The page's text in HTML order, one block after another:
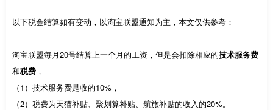
以下税金结算如有变动，以淘宝联盟通知为主，本文仅供参考：
淘宝联盟每月20号结算上一个月的工资，但是会扣除相应的技术服务费
和税费 ，
（1）技术服务费是收的10%，
（2）税费为天猫补贴、聚划算补贴、航旅补贴的收入的20%。